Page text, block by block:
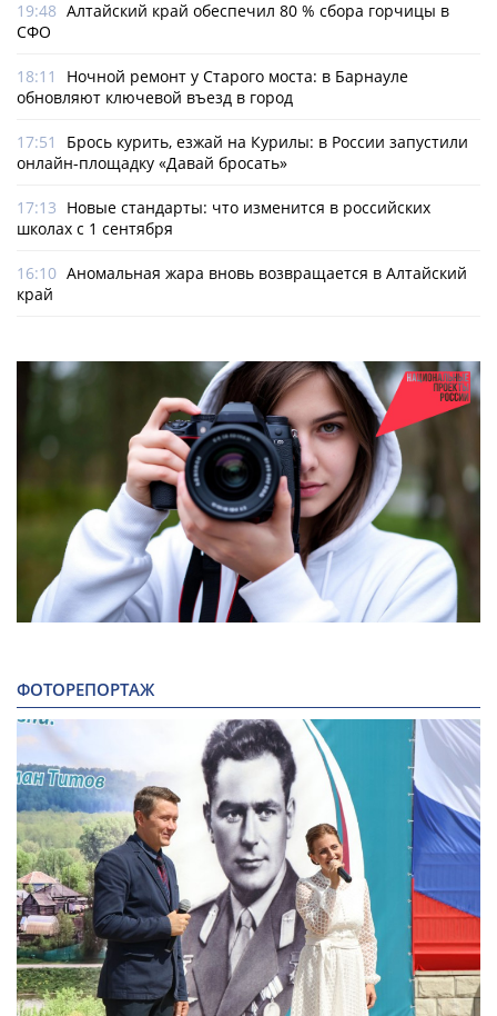
19:48 Алтайский край обеспечил 80 % сбора горчицы в
СФО
18:11
Ночной ремонт у Старого моста: в Барнауле
обновляют ключевой въезд в город
17:51
Брось курить, езжай на Курилы: в России запустили
онлайн-­площадку «Давай бросать»
17:13 Новые стандарты: что изменится в российских
школах с 1 сентября
16:10 Аномальная жара вновь возвращается в Алтайский
край
ФОТОРЕПОРТАЖ